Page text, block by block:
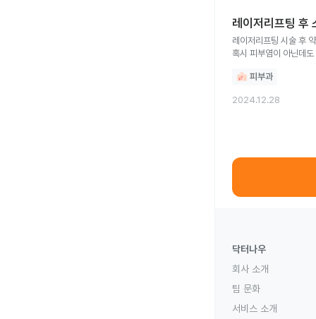
레이저리프팅 후
레이저리프팅 시술 후
혹시 피부염이 아닌데
피부과
2024.12.28
닥터나우
회사 소개
팀 문화
서비스 소개